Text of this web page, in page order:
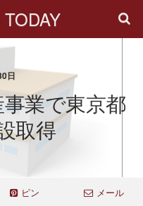
日
業で東京都
取得
ピン メール